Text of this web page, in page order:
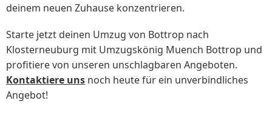
deinem neuen Zuhause konzentrieren.
Starte jetzt deinen Umzug von Bottrop nach
Klosterneuburg mit Umzugskönig Muench Bottrop und
profitiere von unseren unschlagbaren Angeboten.
Kontaktiere uns noch heute für ein unverbindliches
Angebot!